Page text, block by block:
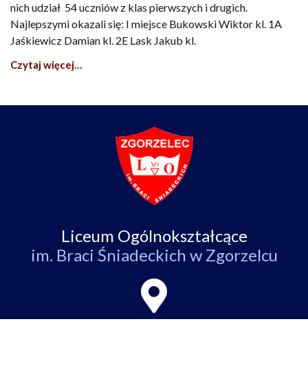
nich udział 54 uczniów z klas pierwszych i drugich.
Najlepszymi okazali się: I miejsce Bukowski Wiktor kl. 1A
Jaśkiewicz Damian kl. 2E Lask Jakub kl.
Czytaj więcej…
Liceum Ogólnokształcące
im. Braci Śniadeckich w Zgorzelcu